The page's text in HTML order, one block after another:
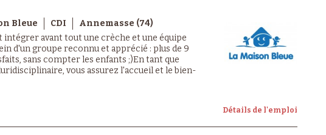
Bleue CDI
Annemasse (74)
intégrer avant tout une crèche et une équipe
d'un groupe reconnu et apprécié : plus de 9
sans compter les enfants ;)En tant que
vous assurez l'accueil et le bien-
Détails de l'emploi